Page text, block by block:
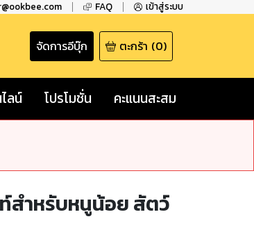
FAQ เข้าสู่ระบบ
จัดการอีบุ๊ก ตะกร้า (0)
ลน์ โปรโมชั่น คะแนนสะสม
ท์สำหรับหนูน้อย สัตว์